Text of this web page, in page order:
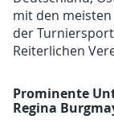
mit den
der
Reiterlichen
Prominente
Regina